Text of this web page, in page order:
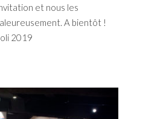
et nous les
A bientôt !
2019